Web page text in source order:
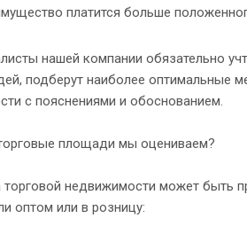
платится больше
нашей компании обязательно
подберут наиболее оптимальные
с пояснениями и обоснованием.
площади мы оцениваем?
торговой недвижимости может быть
оптом или в розницу: